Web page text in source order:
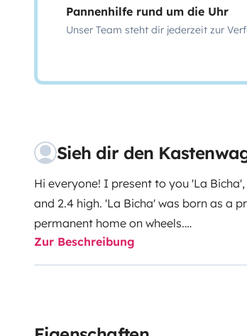
Pannenhilfe rund um die Uhr
Unser Team steht dir jederzeit zur
Sieh dir den
Hi everyone! I present to you 'La
and 2.4 high. 'La Bicha' was born as a
permanent home on wheels.
The Bicha has: 3 seats
comfortably and even 3, a little tight.
Zur Beschreibung